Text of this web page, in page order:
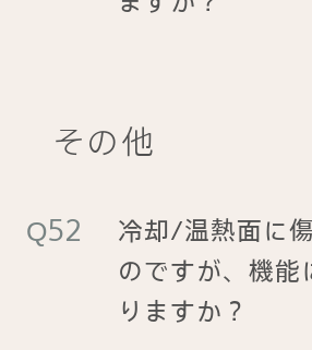
その他
冷却/温熱面に
のですが、機能
りますか？